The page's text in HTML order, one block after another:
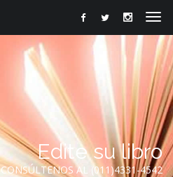
Edite su libro
CONSÚLTENOS AL (011)4331-4542